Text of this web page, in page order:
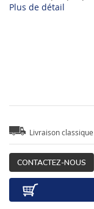
Plus de détail
Livraison classique
CONTACTEZ-NOUS